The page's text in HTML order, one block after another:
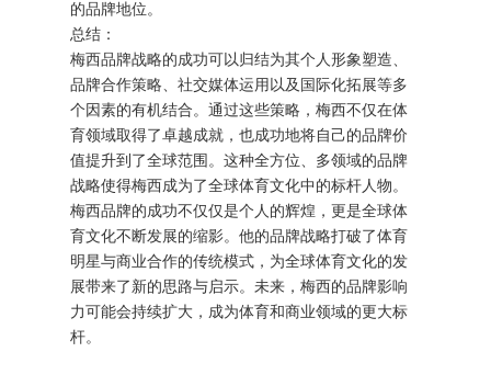
的品牌地位。
总结：
梅西品牌战略的成功可以归结为其个人形象塑造、
品牌合作策略、社交媒体运用以及国际化拓展等多
个因素的有机结合。通过这些策略，梅西不仅在体
育领域取得了卓越成就，也成功地将自己的品牌价
值提升到了全球范围。这种全方位、多领域的品牌
战略使得梅西成为了全球体育文化中的标杆人物。
梅西品牌的成功不仅仅是个人的辉煌，更是全球体
育文化不断发展的缩影。他的品牌战略打破了体育
明星与商业合作的传统模式，为全球体育文化的发
展带来了新的思路与启示。未来，梅西的品牌影响
力可能会持续扩大，成为体育和商业领域的更大标
杆。